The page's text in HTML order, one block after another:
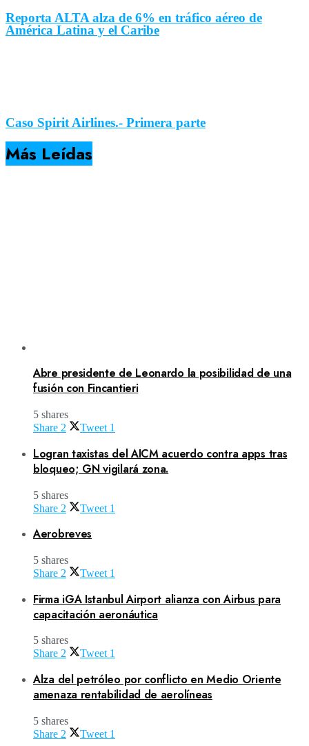
Reporta ALTA alza de 6% en tráfico aéreo de
América Latina y el Caribe
Caso Spirit Airlines.- Primera parte
Más Leídas
Abre presidente de Leonardo la posibilidad de una
fusión con Fincantieri
5 shares
Share 2 Tweet 1
Logran taxistas del AICM acuerdo contra apps tras
bloqueo; GN vigilará zona.
5 shares
Share 2 Tweet 1
Aerobreves
5 shares
Share 2 Tweet 1
Firma iGA Istanbul Airport alianza con Airbus para
capacitación aeronáutica
5 shares
Share 2 Tweet 1
Alza del petróleo por conflicto en Medio Oriente
amenaza rentabilidad de aerolíneas
5 shares
Share 2 Tweet 1